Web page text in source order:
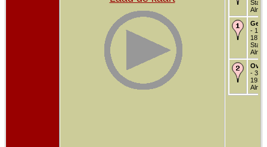
Stad
- 18
1872
Stad
- 30
1932